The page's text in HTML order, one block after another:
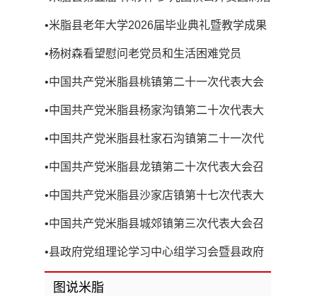
•米脂县老年大学2026届毕业典礼暨教学成果
•杨树森看望慰问老党员和生活困难党员
•中国共产党米脂县桃镇第二十一次代表大会
•中国共产党米脂县杨家沟镇第二十次代表大
•中国共产党米脂县杜家石沟镇第二十一次代
•中国共产党米脂县龙镇第二十次代表大会召
•中国共产党米脂县沙家店镇第十七次代表大
•中国共产党米脂县城郊镇第三次代表大会召
•县政府党组理论学习中心组学习会暨县政府
第8次党组（扩大）会议召开
图说米脂